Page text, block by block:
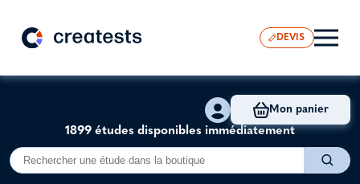
DEVIS
1899 études disponibles immédiatement
Mon panier